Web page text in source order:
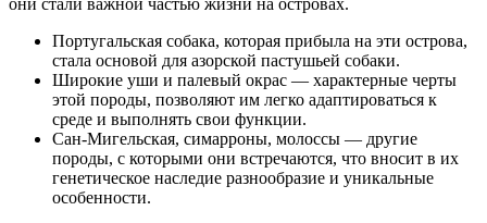
Португальская собака, которая прибыла на эти острова,
стала основой для азорской пастушьей собаки.
Широкие уши и палевый окрас — характерные черты
этой породы, позволяют им легко адаптироваться к
среде и выполнять свои функции.
Сан-Мигельская, симарроны, молоссы — другие
породы, с которыми они встречаются, что вносит в их
генетическое наследие разнообразие и уникальные
особенности.